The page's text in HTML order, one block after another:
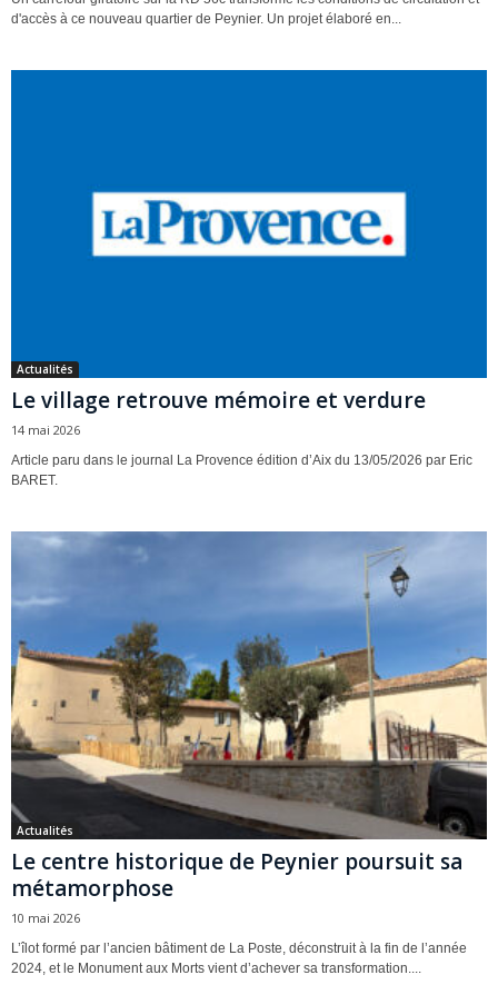
d'accès à ce nouveau quartier de Peynier. Un projet élaboré en...
Actualités
Le village retrouve mémoire et verdure
14 mai 2026
Article paru dans le journal La Provence édition d’Aix du 13/05/2026 par Eric
BARET.
Actualités
Le centre historique de Peynier poursuit sa
métamorphose
10 mai 2026
L’îlot formé par l’ancien bâtiment de La Poste, déconstruit à la fin de l’année
2024, et le Monument aux Morts vient d’achever sa transformation....